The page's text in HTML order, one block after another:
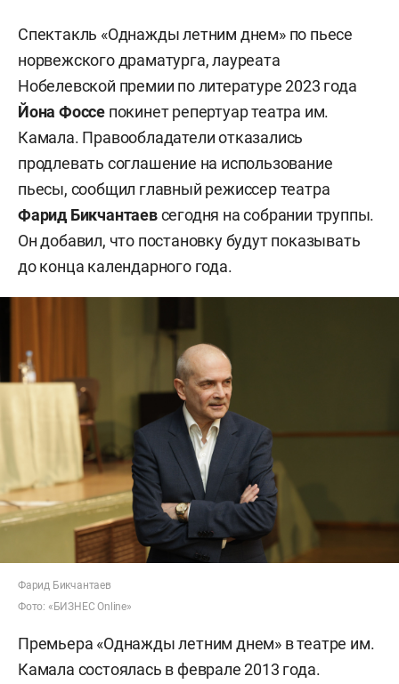
Спектакль «Однажды летним днем» по пьесе
норвежского драматурга, лауреата
Нобелевской премии по литературе 2023 года
Йона Фоссе покинет репертуар театра им.
Камала. Правообладатели отказались
продлевать соглашение на использование
пьесы, сообщил главный режиссер театра
Фарид Бикчантаевсегодня на собрании труппы.
Он добавил, что постановку будут показывать
до конца календарного года.
Фарид Бикчантаев
Фото: «БИЗНЕС Online»
Премьера «Однажды летним днем» в театре им.
Камала состоялась в феврале 2013 года.